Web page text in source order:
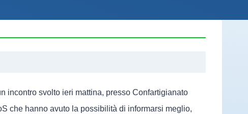
incontro svolto ieri mattina, presso Confartigianato
che hanno avuto la possibilità di informarsi meglio,